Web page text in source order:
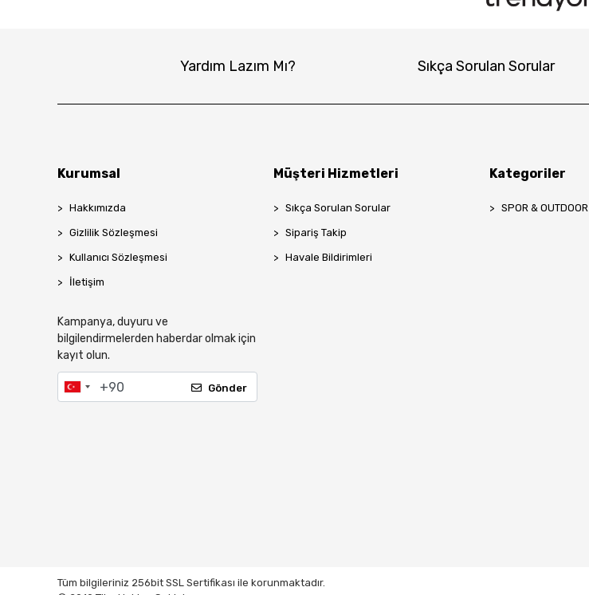
Yardım Lazım Mı? Sıkça Sorulan Sorular
Kurumsal
Hakkımızda
Gizlilik Sözleşmesi
Kullanıcı Sözleşmesi
İletişim
Kampanya, duyuru ve
bilgilendirmelerden haberdar olmak için
kayıt olun.
Gönder
Müşteri Hizmetleri
Sıkça Sorulan Sorular
Sipariş Takip
Havale Bildirimleri
Kategoriler
SPOR & OUTDOOR
Tüm bilgileriniz 256bit SSL Sertifikası ile korunmaktadır.